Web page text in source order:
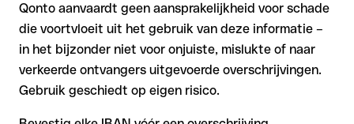
Qonto aanvaardt geen aansprakelijkheid voor schade
die voortvloeit uit het gebruik van deze informatie –
in het bijzonder niet voor onjuiste, mislukte of naar
verkeerde ontvangers uitgevoerde overschrijvingen.
Gebruik geschiedt op eigen risico.